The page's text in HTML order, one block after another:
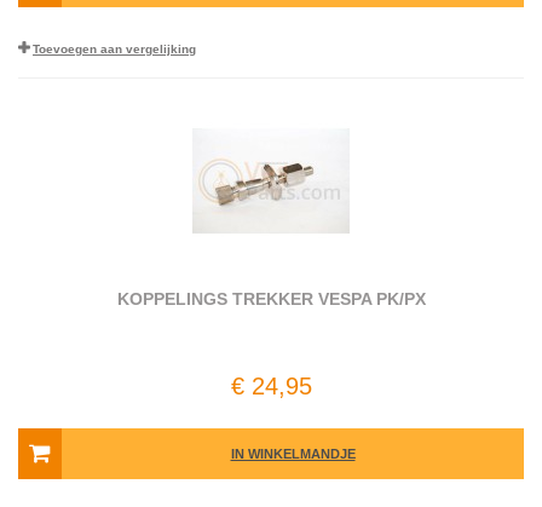
Toevoegen aan vergelijking
KOPPELINGS TREKKER VESPA PK/PX
€ 24,95
IN WINKELMANDJE